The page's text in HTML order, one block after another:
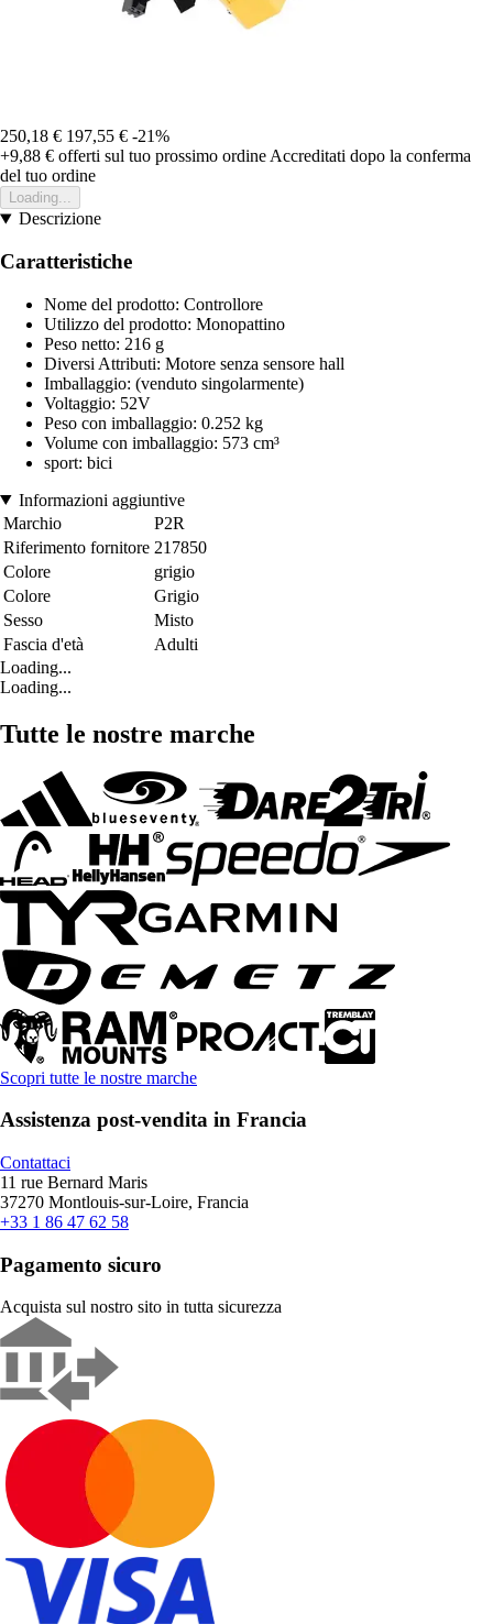
250,18 € 197,55 € -21%
+9,88 € offerti sul tuo prossimo ordine Accreditati dopo la conferma
del tuo ordine
Loading...
Descrizione
Caratteristiche
Nome del prodotto: Controllore
Utilizzo del prodotto: Monopattino
Peso netto: 216 g
Diversi Attributi: Motore senza sensore hall
Imballaggio: (venduto singolarmente)
Voltaggio: 52V
Peso con imballaggio: 0.252 kg
Volume con imballaggio: 573 cm³
sport: bici
Informazioni aggiuntive
Marchio
P2R
Riferimento fornitore 217850
Colore
grigio
Colore
Grigio
Sesso
Misto
Fascia d'età
Adulti
Loading...
Loading...
Tutte le nostre marche
Scopri tutte le nostre marche
Assistenza post-vendita in Francia
Contattaci
11 rue Bernard Maris
37270 Montlouis-sur-Loire, Francia
+33 1 86 47 62 58
Pagamento sicuro
Acquista sul nostro sito in tutta sicurezza